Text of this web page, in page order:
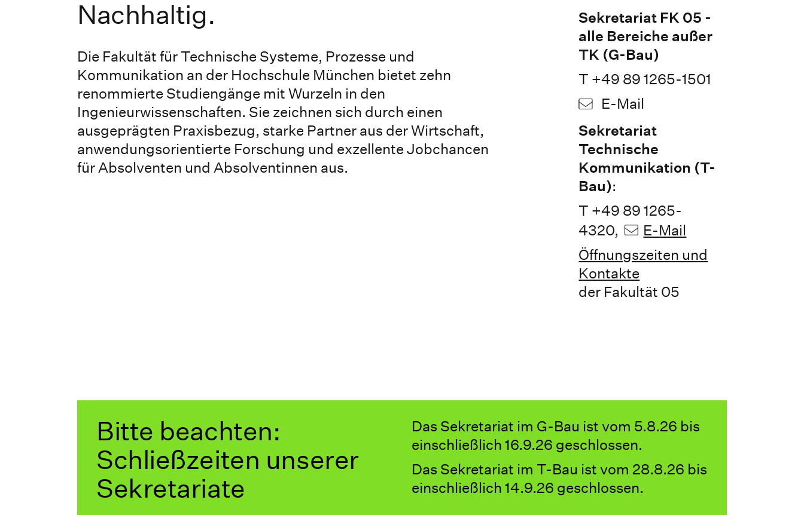
Nachhaltig.
Die Fakultät für Technische Systeme, Prozesse und
Kommunikation an der Hochschule München bietet zehn
renommierte Studiengänge mit Wurzeln in den
Ingenieurwissenschaften. Sie zeichnen sich durch einen
ausgeprägten Praxisbezug, starke Partner aus der Wirtschaft,
anwendungsorientierte Forschung und exzellente Jobchancen
für Absolventen und Absolventinnen aus.
Sekretariat FK 05 -
alle Bereiche außer
TK (G-Bau)
T +49 89 1265-1501
E-Mail
Sekretariat
Technische
Kommunikation (T-
Bau):
T +49 89 1265-
4320,
E-Mail
Öffnungszeiten und
Kontakte
der Fakultät 05
Bitte beachten:
Schließzeiten unserer
Sekretariate
Das Sekretariat im G-Bau ist vom 5.8.26 bis
einschließlich 16.9.26 geschlossen.
Das Sekretariat im T-Bau ist vom 28.8.26 bis
einschließlich 14.9.26 geschlossen.